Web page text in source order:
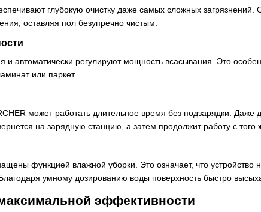
глубокую очистку даже самых сложных
оставляя пол безупречно чистым.
и автоматически регулируют мощность всасывания. Это
или паркет.
может работать длительное время без подзарядки.
на зарядную станцию, а затем продолжит работу с того
функцией влажной уборки. Это означает, что устройство
умному дозированию воды поверхность быстро
эффективности